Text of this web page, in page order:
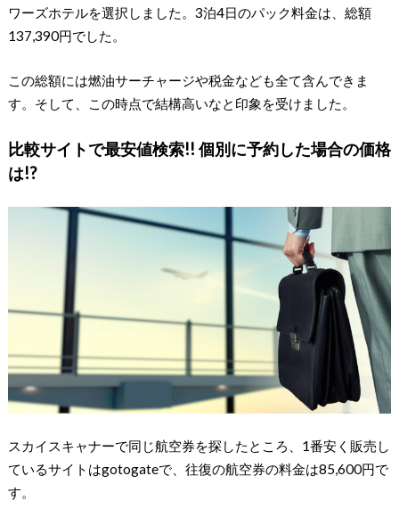
ワーズホテルを選択しました。3泊4日のパック料金は、総額
137,390円でした。
この総額には燃油サーチャージや税金なども全て含んできま
す。そして、この時点で結構高いなと印象を受けました。
比較サイトで最安値検索!! 個別に予約した場合の価格
は!?
スカイスキャナーで同じ航空券を探したところ、1番安く販売し
ているサイトはgotogateで、往復の航空券の料金は85,600円で
す。